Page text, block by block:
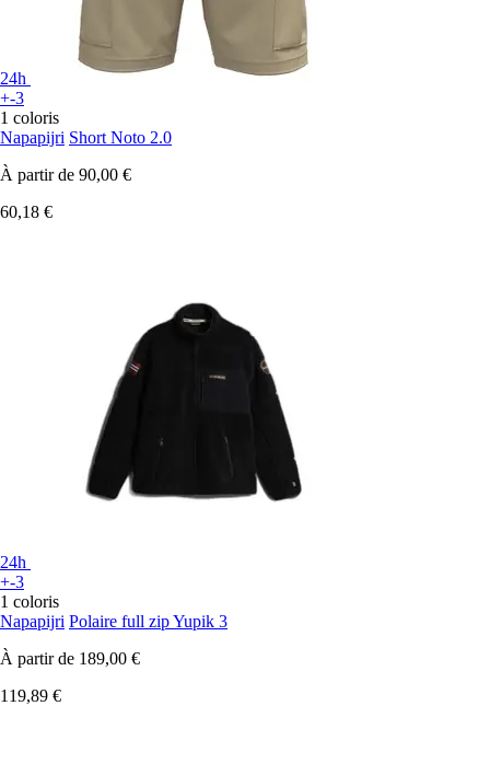
24h
+-3
1 coloris
Napapijri Short Noto 2.0
À partir de 90,00 €
60,18 €
24h
+-3
1 coloris
Napapijri Polaire full zip Yupik 3
À partir de 189,00 €
119,89 €